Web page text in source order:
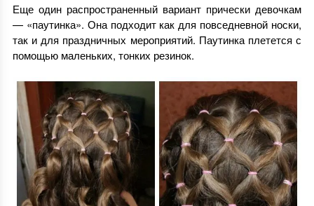
Еще один распространенный вариант прически девочкам
— «паутинка». Она подходит как для повседневной носки,
так и для праздничных мероприятий. Паутинка плетется с
помощью маленьких, тонких резинок.